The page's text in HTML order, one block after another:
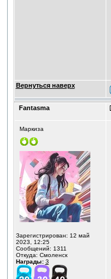
Вернуться наверх
Fantasma
Маркиза
Зарегистрирован: 12 май
2023, 12:25
Сообщений: 1311
Откуда: Смоленск
Награды: 3